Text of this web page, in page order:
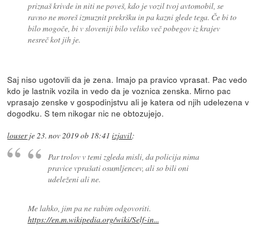
priznaš krivde in niti ne poveš, kdo je vozil tvoj avtomobil, se
ravno ne moreš izmuznit prekršku in pa kazni glede tega. Če bi to
bilo mogoče, bi v sloveniji bilo veliko več pobegov iz krajev
nesreč kot jih je.
Saj niso ugotovili da je zena. Imajo pa pravico vprasat. Pac vedo
kdo je lastnik vozila in vedo da je voznica zenska. Mirno pac
vprasajo zenske v gospodinjstvu ali je katera od njih udelezena v
dogodku. S tem nikogar nic ne obtozujejo.
louserje23. nov 2019 ob 18:41 izjavil:
Par trolov v temi zgleda misli, da policija nima
pravice vprašati osumljencev, ali so bili oni
udeleženi ali ne.
Me lahko, jim pa ne rabim odgovoriti.
https://en.m.wikipedia.org/wiki/Self-in...